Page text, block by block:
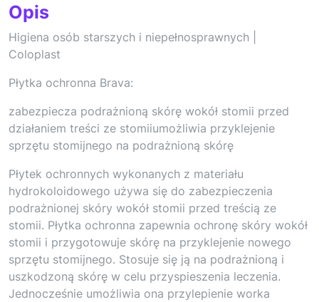
Opis
Higiena osób starszych i niepełnosprawnych |
Coloplast
Płytka ochronna Brava:
zabezpiecza podrażnioną skórę wokół stomii przed
działaniem treści ze stomiiumożliwia przyklejenie
sprzętu stomijnego na podrażnioną skórę
Płytek ochronnych wykonanych z materiału
hydrokoloidowego używa się do zabezpieczenia
podrażnionej skóry wokół stomii przed treścią ze
stomii. Płytka ochronna zapewnia ochronę skóry wokół
stomii i przygotowuje skórę na przyklejenie nowego
sprzętu stomijnego. Stosuje się ją na podrażnioną i
uszkodzoną skórę w celu przyspieszenia leczenia.
Jednocześnie umożliwia ona przylepienie worka